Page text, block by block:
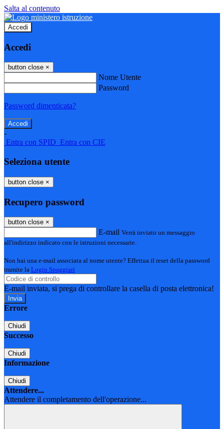
Salta al contenuto
Accedi
Accedi
button close ×
Nome Utente
Password
Password dimenticata?
-
Entra con SPID Entra con CIE
Seleziona utente
button close ×
Recupero password
button close ×
E-mail Verrà inviato un messaggio
all'indirizzo indicato con le istruzioni necessarie.
Non hai una e-mail associata al nome utente? Effettua il reset della password
tramite la Login Spaggiari
E-mail inviata, si prega di controllare la casella di posta elettronica!
Errore
Chiudi
Successo
Chiudi
Informazione
Chiudi
Attendere...
Attendere il completamento dell'operazione...